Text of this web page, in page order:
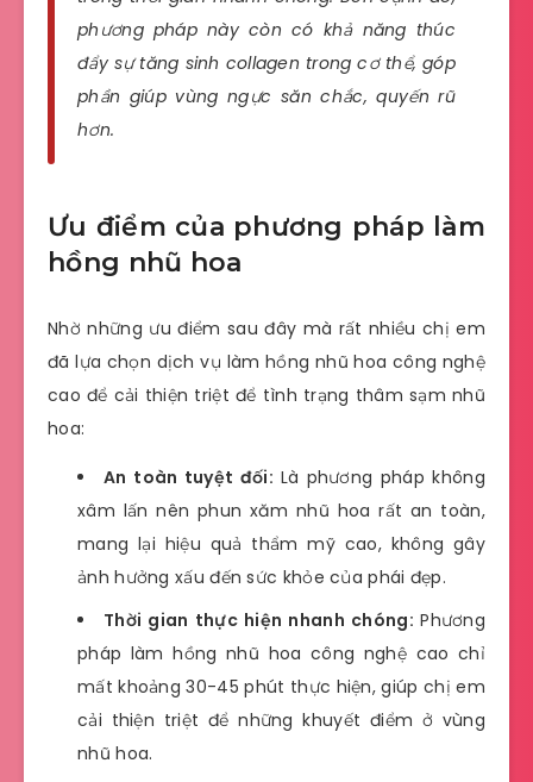
phương pháp này còn có khả năng thúc
đẩy sự tăng sinh collagen trong cơ thể, góp
phần giúp vùng ngực săn chắc, quyến rũ
hơn.
Ưu điểm của phương pháp làm
hồng nhũ hoa
Nhờ những ưu điểm sau đây mà rất nhiều chị em
đã lựa chọn dịch vụ làm hồng nhũ hoa công nghệ
cao để cải thiện triệt để tình trạng thâm sạm nhũ
hoa:
An toàn tuyệt đối: Là phương pháp không
xâm lấn nên phun xăm nhũ hoa rất an toàn,
mang lại hiệu quả thẩm mỹ cao, không gây
ảnh hưởng xấu đến sức khỏe của phái đẹp.
Thời gian thực hiện nhanh chóng:Phương
pháp làm hồng nhũ hoa công nghệ cao chỉ
mất khoảng 30-45 phút thực hiện, giúp chị em
cải thiện triệt để những khuyết điểm ở vùng
nhũ hoa.